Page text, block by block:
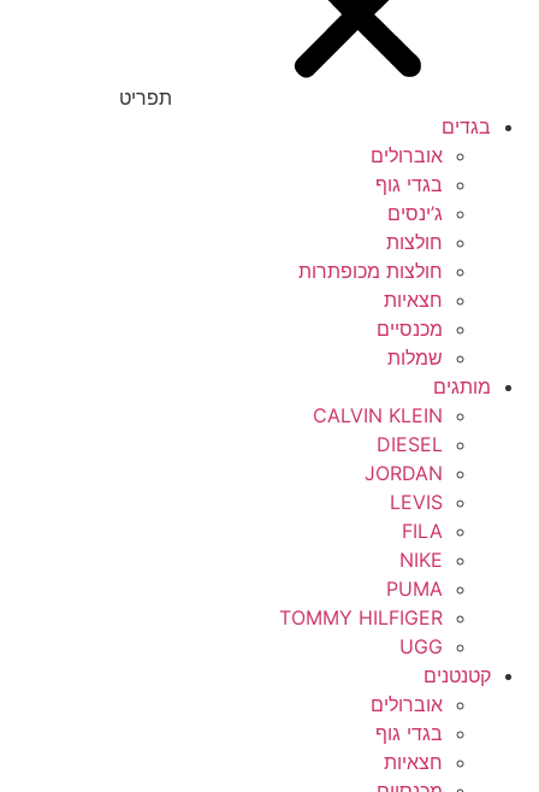
תפריט
בגדים
אוברולים
בגדי גוף
ג’ינסים
חולצות
חולצות מכופתרות
חצאיות
מכנסיים
שמלות
מותגים
CALVIN KLEIN
DIESEL
JORDAN
LEVIS
FILA
NIKE
PUMA
TOMMY HILFIGER
UGG
קטנטנים
אוברולים
בגדי גוף
חצאיות